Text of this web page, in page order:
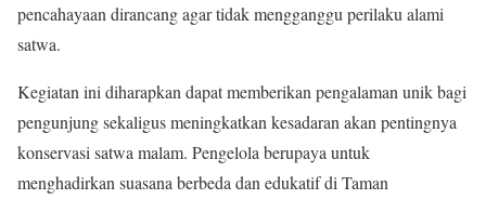
pencahayaan dirancang agar tidak mengganggu perilaku alami
satwa.
Kegiatan ini diharapkan dapat memberikan pengalaman unik bagi
pengunjung sekaligus meningkatkan kesadaran akan pentingnya
konservasi satwa malam. Pengelola berupaya untuk
menghadirkan suasana berbeda dan edukatif di Taman